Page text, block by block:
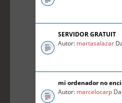
SERVIDOR GRATUIT
Autor: martasalazar
mi ordenador no
Autor: marcelocarp